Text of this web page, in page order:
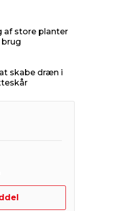
af store planter
skabe dræn i